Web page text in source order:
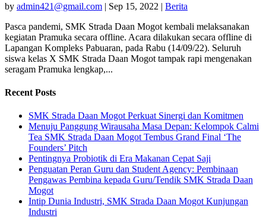
by admin421@gmail.com | Sep 15, 2022 | Berita
Pasca pandemi, SMK Strada Daan Mogot kembali melaksanakan
kegiatan Pramuka secara offline. Acara dilakukan secara offline di
Lapangan Kompleks Pabuaran, pada Rabu (14/09/22). Seluruh
siswa kelas X SMK Strada Daan Mogot tampak rapi mengenakan
seragam Pramuka lengkap,...
Recent Posts
SMK Strada Daan Mogot Perkuat Sinergi dan Komitmen
Menuju Panggung Wirausaha Masa Depan: Kelompok Calmi
Tea SMK Strada Daan Mogot Tembus Grand Final ‘The
Founders’ Pitch
Pentingnya Probiotik di Era Makanan Cepat Saji
Penguatan Peran Guru dan Student Agency: Pembinaan
Pengawas Pembina kepada Guru/Tendik SMK Strada Daan
Mogot
Intip Dunia Industri, SMK Strada Daan Mogot Kunjungan
Industri